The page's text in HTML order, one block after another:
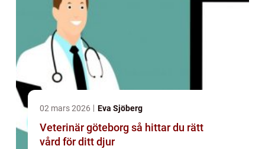
02 mars 2026 Eva Sjöberg
Veterinär göteborg så hittar du rätt
vård för ditt djur